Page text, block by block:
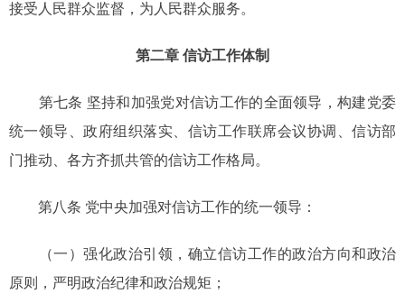
接受人民群众监督，为人民群众服务。
第二章 信访工作体制
第七条 坚持和加强党对信访工作的全面领导，构建党委
统一领导、政府组织落实、信访工作联席会议协调、信访部
门推动、各方齐抓共管的信访工作格局。
第八条 党中央加强对信访工作的统一领导：
（一）强化政治引领，确立信访工作的政治方向和政治
原则，严明政治纪律和政治规矩；